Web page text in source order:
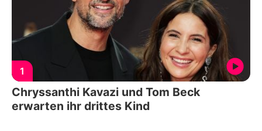
1
Chryssanthi Kavazi und Tom Beck
erwarten ihr drittes Kind